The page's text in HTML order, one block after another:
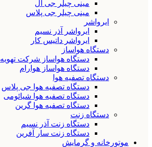
مینی چیلر جی ال
مینی چیلر جی پلاس
ایرواشر
ایرواشر آذر نسیم
ایرواشر داتیس کار
دستگاه هواساز
دستگاه هواساز شرکت تهویه
دستگاه هواساز هوارام
دستگاه تصفیه هوا
دستگاه تصفیه هوا جی پلاس
دستگاه تصفیه هوا شیائومی
دستگاه تصفیه هوا گرین
دستگاه زنت
دستگاه زنت آذر نسیم
دستگاه زنت سار آفرین
موتورخانه و گرمایش